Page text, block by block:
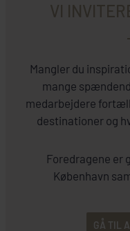
VI
Mangler du
mange
medarbejdere
destinationer og
Foredragene er
København
GÅ TIL